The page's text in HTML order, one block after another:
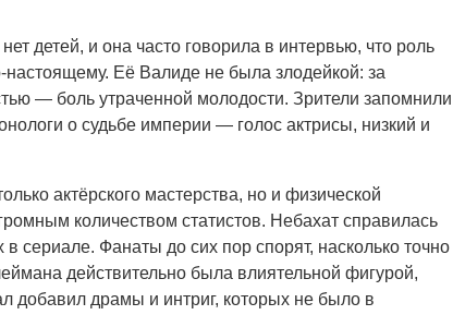
детей, и она часто говорила в интервью, что роль
Её Валиде не была злодейкой: за
— боль утраченной молодости. Зрители запомнили
о судьбе империи — голос актрисы, низкий и
актёрского мастерства, но и физической
количеством статистов. Небахат справилась
Фанаты до сих пор спорят, насколько точно
действительно была влиятельной фигурой,
добавил драмы и интриг, которых не было в